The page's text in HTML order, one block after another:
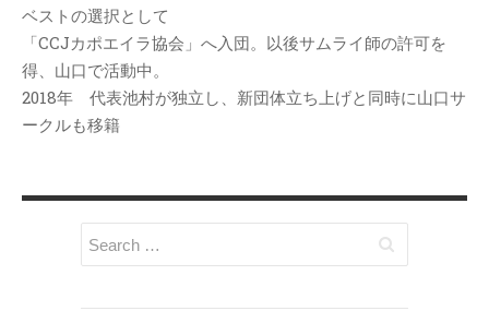
ベストの選択として
「CCJカポエイラ協会」へ入団。以後サムライ師の許可を
得、山口で活動中。
2018年 代表池村が独立し、新団体立ち上げと同時に山口サ
ークルも移籍